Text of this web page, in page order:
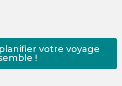
votre voyage
!